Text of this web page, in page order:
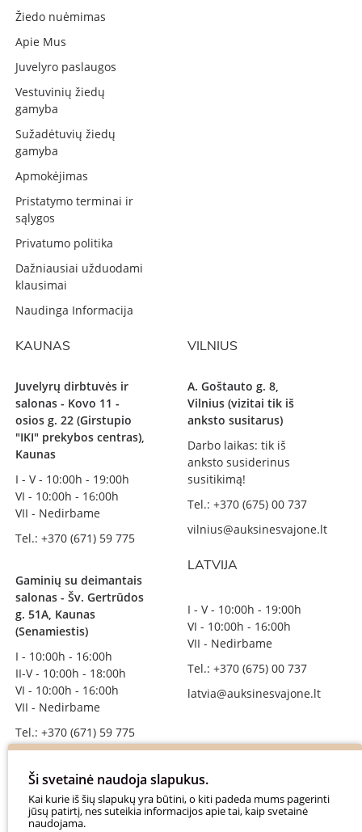
Žiedo nuėmimas
Apie Mus
Juvelyro paslaugos
Vestuvinių žiedų
gamyba
Sužadėtuvių žiedų
gamyba
Apmokėjimas
Pristatymo terminai ir
sąlygos
Privatumo politika
Dažniausiai užduodami
klausimai
Naudinga Informacija
KAUNAS
Juvelyrų dirbtuvės ir
salonas - Kovo 11 -
osios g. 22 (Girstupio
"IKI" prekybos centras),
Kaunas
I - V - 10:00h - 19:00h
VI - 10:00h - 16:00h
VII - Nedirbame
Tel.: +370 (671) 59 775
Gaminių su deimantais
salonas - Šv. Gertrūdos
g. 51A, Kaunas
(Senamiestis)
I - 10:00h - 16:00h
II-V - 10:00h - 18:00h
VI - 10:00h - 16:00h
VII - Nedirbame
Tel.: +370 (671) 59 775
SEKITE MUS
auksinesvajone
VILNIUS
A. Goštauto g. 8,
Vilnius (vizitai tik iš
anksto susitarus)
Darbo laikas: tik iš
anksto susiderinus
susitikimą!
Tel.: +370 (675) 00 737
vilnius@auksinesvajone.lt
LATVIJA
I - V - 10:00h - 19:00h
VI - 10:00h - 16:00h
VII - Nedirbame
Tel.: +370 (675) 00 737
latvia@auksinesvajone.lt
Ši svetainė naudoja slapukus.
Kai kurie iš šių slapukų yra būtini, o kiti padeda mums pagerinti
jūsų patirtį, nes suteikia informacijos apie tai, kaip svetainė
naudojama.